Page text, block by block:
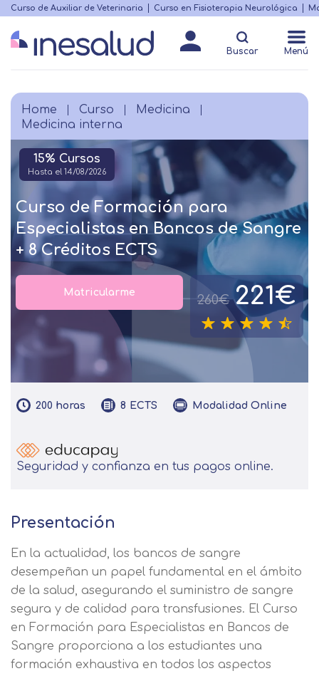
Skip
main
content
Menú
destacado
Curso de Auxiliar de Veterinaria Curso en Fisioterapia Neurológica
Buscar Menú
Breadcrumb
Home Curso
Medicina
Medicina interna
15% Cursos
Hasta el 14/08/2026
Curso de Formación para
Especialistas en Bancos de Sangre
+ 8 Créditos ECTS
260€ 221€
Matricularme
200 horas 8 ECTS Modalidad Online
Seguridad y confianza en tus pagos online.
Presentación
En la actualidad, los bancos de sangre
desempeñan un papel fundamental en el ámbito
de la salud, asegurando el suministro de sangre
segura y de calidad para transfusiones. El Curso
en Formación para Especialistas en Bancos de
Sangre proporciona a los estudiantes una
formación exhaustiva en todos los aspectos
Matricularme